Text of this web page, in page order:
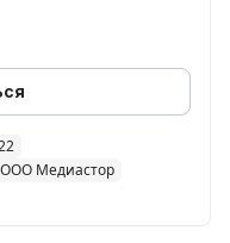
ООО Медиастор